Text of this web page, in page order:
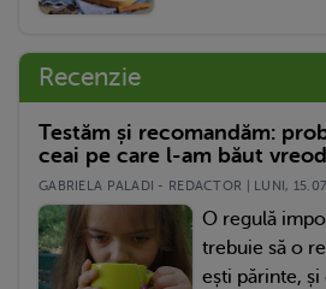
Recenzie
Testăm și recomandăm:
ceai pe care l-am băut
GABRIELA PALADI - REDACTOR | LUNI,
O regulă
trebuie să o
ești părinte,